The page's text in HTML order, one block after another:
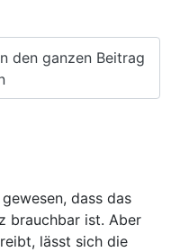
den ganzen Beitrag
dass das
brauchbar ist. Aber
lässt sich die